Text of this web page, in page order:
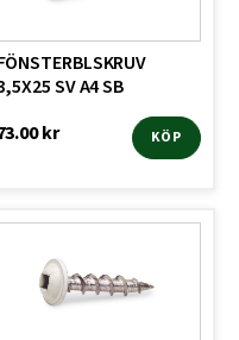
SV A4 SB
kr KÖP